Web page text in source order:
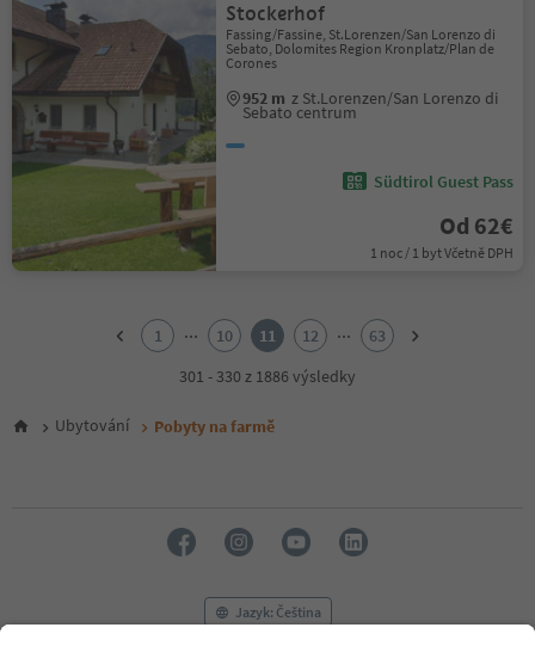
Stockerhof
Fassing/Fassine, St.Lorenzen/San Lorenzo di
Sebato, Dolomites Region Kronplatz/Plan de
Corones
952 m z St.Lorenzen/San Lorenzo di
Sebato centrum
Südtirol Guest Pass
Od 62€
1 noc / 1 byt Včetně DPH
6
1 ... 10 11 12 ...
63
301 - 330 z 1886 výsledky
Ubytování Pobyty na farmě
Jazyk: Čeština